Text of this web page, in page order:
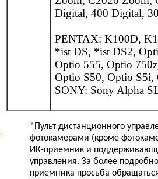
Digital, 400 Digital,
PENTAX: K100D,
*ist DS, *ist DS2,
Optio 555, Optio
Optio S50, Optio
SONY: Sony Alpha
*Пульт дистанционного
фотокамерами (кроме
ИК-приемник и
управления. За более
приемника просьба